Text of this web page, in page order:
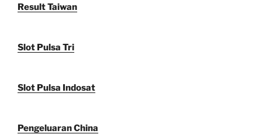
Result Taiwan
Slot Pulsa Tri
Slot Pulsa Indosat
Pengeluaran China